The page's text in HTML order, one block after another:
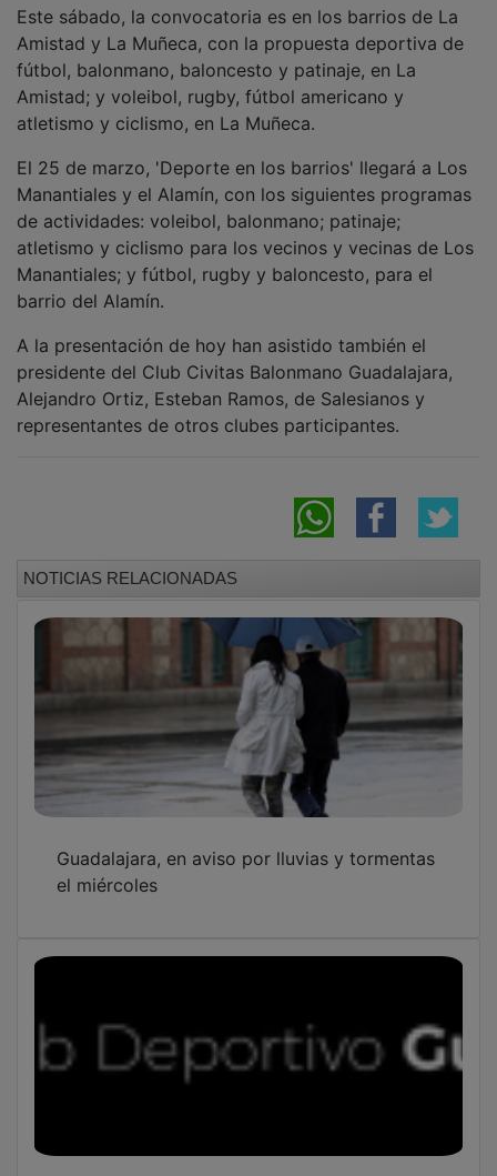
Amistad y La Muñeca, con la propuesta deportiva de
fútbol, balonmano, baloncesto y patinaje, en La
Amistad; y voleibol, rugby, fútbol americano y
atletismo y ciclismo, en La Muñeca.
El 25 de marzo, 'Deporte en los barrios' llegará a Los
Manantiales y el Alamín, con los siguientes programas
de actividades: voleibol, balonmano; patinaje;
atletismo y ciclismo para los vecinos y vecinas de Los
Manantiales; y fútbol, rugby y baloncesto, para el
barrio del Alamín.
A la presentación de hoy han asistido también el
presidente del Club Civitas Balonmano Guadalajara,
Alejandro Ortiz, Esteban Ramos, de Salesianos y
representantes de otros clubes participantes.
el miércoles